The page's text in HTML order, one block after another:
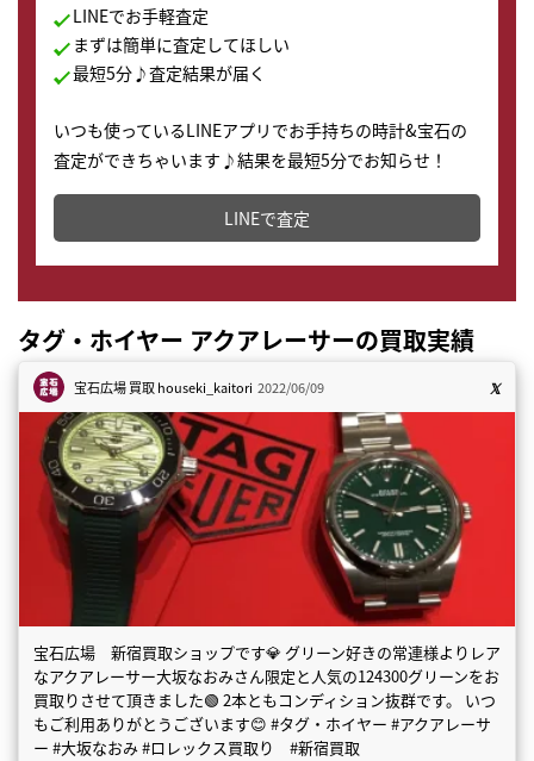
LINEでお手軽査定
まずは簡単に査定してほしい
最短5分♪査定結果が届く
いつも使っているLINEアプリでお手持ちの時計&宝石の
査定ができちゃいます♪結果を最短5分でお知らせ！
どこからでもすぐに査定金額を知ることが出来ます。
LINEで査定
タグ・ホイヤー アクアレーサーの買取実績
宝石広場 買取houseki_kaitori 2022/06/09
宝石広場 新宿買取ショップです💎 グリーン好きの常連様よりレア
なアクアレーサー大坂なおみさん限定と人気の124300グリーンをお
買取りさせて頂きました🟢 2本ともコンディション抜群です。 いつ
もご利用ありがとうございます😊 #タグ・ホイヤー #アクアレーサ
ー #大坂なおみ #ロレックス買取り #新宿買取